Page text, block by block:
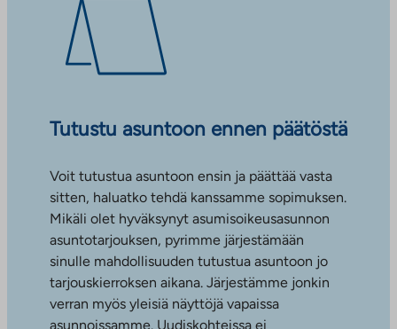
Tutustu asuntoon ennen päätöstä
Voit tutustua asuntoon ensin ja päättää vasta
sitten, haluatko tehdä kanssamme sopimuksen.
Mikäli olet hyväksynyt asumisoikeusasunnon
asuntotarjouksen, pyrimme järjestämään
sinulle mahdollisuuden tutustua asuntoon jo
tarjouskierroksen aikana. Järjestämme jonkin
verran myös yleisiä näyttöjä vapaissa
asunnoissamme. Uudiskohteissa ei